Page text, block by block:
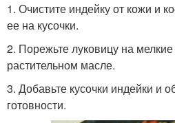
1. Очистите индейку от кожи и
ее на кусочки.
2. Порежьте луковицу на
растительном масле.
3. Добавьте кусочки индейки и
готовности.